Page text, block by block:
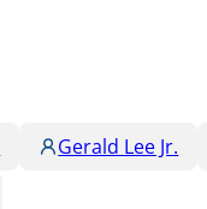
Gerald Lee Jr.